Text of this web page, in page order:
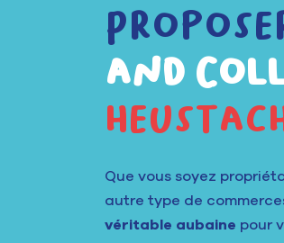
and
Que vous soyez
autre type de
véritable aubaine pour